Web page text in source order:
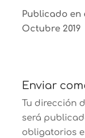
Publicado en
Octubre 2019
Enviar
Tu dirección
será
obligatorios